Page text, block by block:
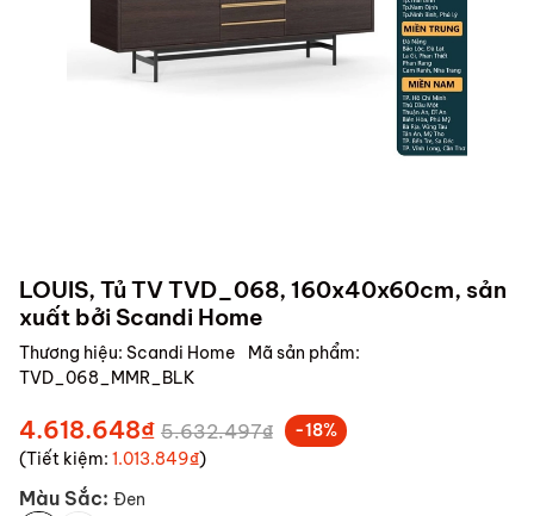
LOUIS, Tủ TV TVD_068, 160x40x60cm, sản
xuất bởi Scandi Home
Thương hiệu: Scandi Home
Mã sản phẩm:
TVD_068_MMR_BLK
4.618.648₫ 5.632.497₫
-18%
(Tiết kiệm: 1.013.849₫)
Màu Sắc: Đen